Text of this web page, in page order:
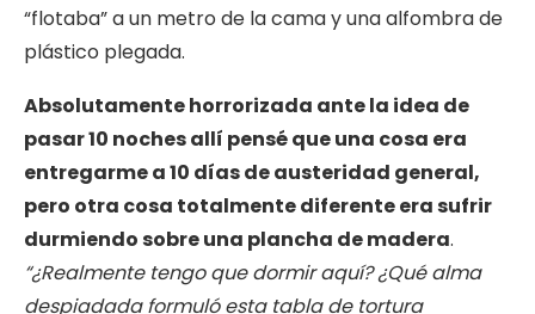
“flotaba” a un metro de la cama y una alfombra de
plástico plegada.
Absolutamente horrorizada ante la idea de
pasar 10 noches allí pensé que una cosa era
entregarme a 10 días de austeridad general,
pero otra cosa totalmente diferente era sufrir
durmiendo sobre una plancha de madera.
“¿Realmente tengo que dormir aquí? ¿Qué alma
despiadada formuló esta tabla de tortura